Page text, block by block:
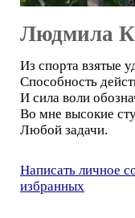
Людмила
Из спорта взятые
Способность
И сила воли
Во мне высокие
Любой задачи.
Написать личное
избранных